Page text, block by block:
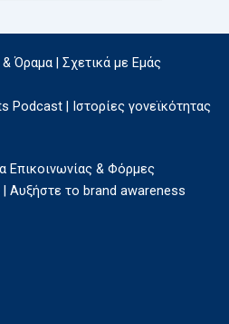
Όραμα | Σχετικά με Εμάς
Podcast | Ιστορίες γονεϊκότητας
Επικοινωνίας & Φόρμες
| Αυξήστε το brand awareness